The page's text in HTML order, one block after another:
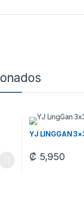
YJ LINGGAN
₡ 5,950